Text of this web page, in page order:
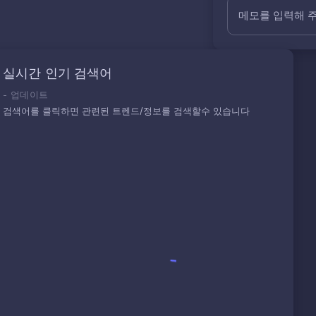
메모를 입력해
실시간 인기 검색어
- 업데이트
검색어를 클릭하면 관련된 트렌드/정보를 검색할수 있습니다